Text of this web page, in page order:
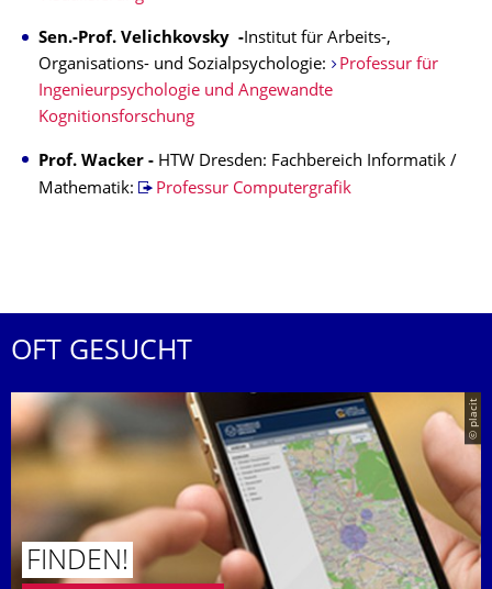
Sen.-Prof. Velichkovsky -Institut für Arbeits-,
Organisations- und Sozialpsychologie:
Professur für
Ingenieurpsychologie und Angewandte
Kognitionsforschung
Prof. Wacker - HTW Dresden: Fachbereich Informatik /
Mathematik:
Professur Computergrafik
OFT GESUCHT
© placit
FINDEN!